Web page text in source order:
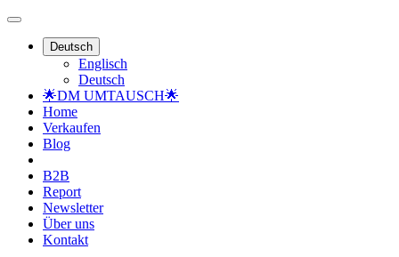
Deutsch
Englisch
Deutsch
🌟DM UMTAUSCH🌟
Home
Verkaufen
Blog
B2B
Report
Newsletter
Über uns
Kontakt